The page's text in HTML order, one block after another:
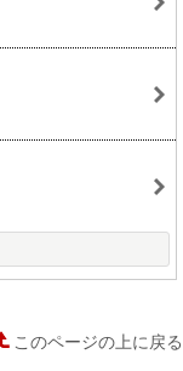
このページの上に戻る